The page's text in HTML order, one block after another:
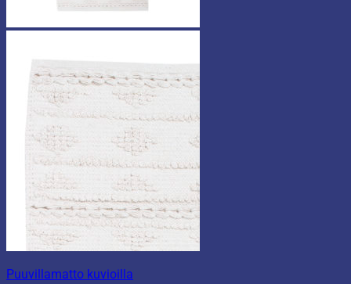
Puuvillamatto kuvioilla